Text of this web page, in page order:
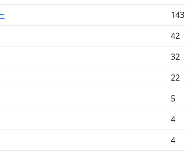
143
42
32
22
5
4
4